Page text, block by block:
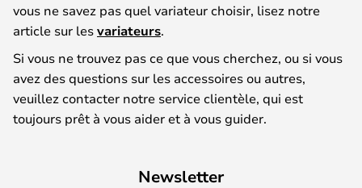
vous ne savez pas quel variateur choisir, lisez notre
article sur lesvariateurs.
Si vous ne trouvez pas ce que vous cherchez, ou si vous
avez des questions sur les accessoires ou autres,
veuillez contacter notre service clientèle, qui est
toujours prêt à vous aider et à vous guider.
Newsletter